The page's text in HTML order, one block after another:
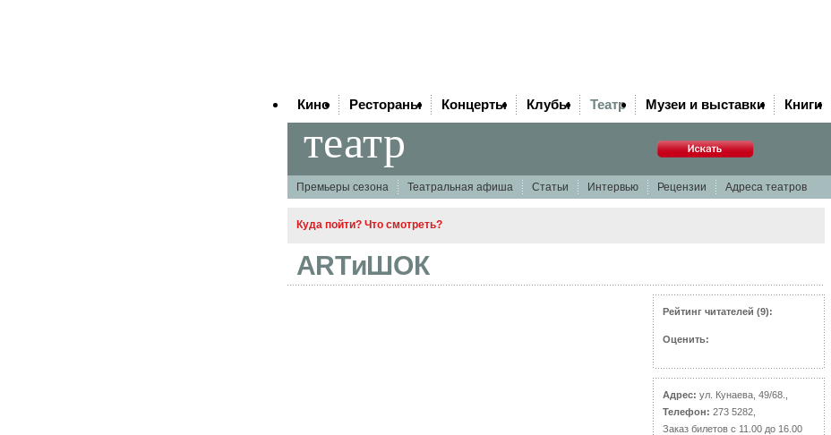
Кино Рестораны Концерты Клубы Театр Музеи и выставки Книги
театр
Премьеры сезона Театральная афиша Статьи Интервью Рецензии Адреса театров
Куда пойти? Что смотреть?
ARTиШОК
Рейтинг читателей (9):
Оценить:
Адрес: ул. Кунаева, 49/68.,
Телефон: 273 5282,
Заказ билетов с 11.00 до 16.00